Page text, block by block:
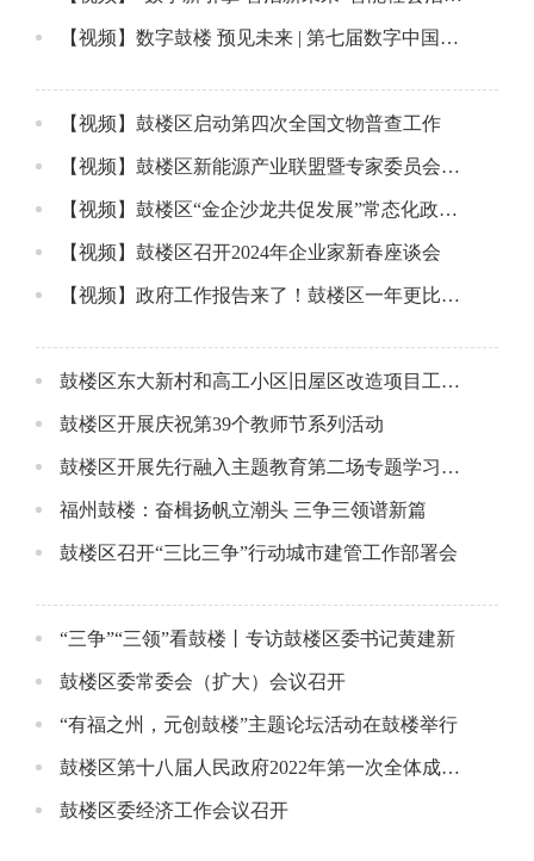
【视频】数字鼓楼 预见未来 | 第七届数字中国峰会即将开幕！
【视频】鼓楼区启动第四次全国文物普查工作
【视频】鼓楼区新能源产业联盟暨专家委员会启动仪式
【视频】鼓楼区“金企沙龙共促发展”常态化政金企对接活动启动仪式
【视频】鼓楼区召开2024年企业家新春座谈会
【视频】政府工作报告来了！鼓楼区一年更比一年强！
鼓楼区东大新村和高工小区旧屋区改造项目工作纪实
鼓楼区开展庆祝第39个教师节系列活动
鼓楼区开展先行融入主题教育第二场专题学习研讨活动
福州鼓楼：奋楫扬帆立潮头 三争三领谱新篇
鼓楼区召开“三比三争”行动城市建管工作部署会
“三争”“三领”看鼓楼丨专访鼓楼区委书记黄建新
鼓楼区委常委会（扩大）会议召开
“有福之州，元创鼓楼”主题论坛活动在鼓楼举行
鼓楼区第十八届人民政府2022年第一次全体成员会
鼓楼区委经济工作会议召开